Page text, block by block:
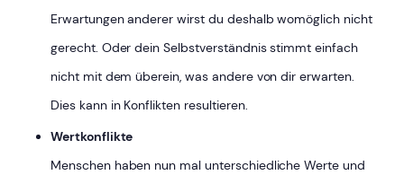
Erwartungen anderer wirst du deshalb womöglich nicht
gerecht. Oder dein Selbstverständnis stimmt einfach
nicht mit dem überein, was andere von dir erwarten.
Dies kann in Konflikten resultieren.
Wertkonflikte
Menschen haben nun mal unterschiedliche Werte und